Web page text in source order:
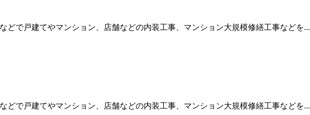
どで戸建てやマンション、店舗などの内装工事、マンション大規模修繕工事などを...
どで戸建てやマンション、店舗などの内装工事、マンション大規模修繕工事などを...